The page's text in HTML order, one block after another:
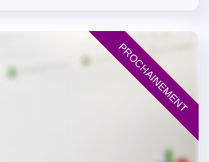
PROCHAINEMENT
PROCHAINEMENT